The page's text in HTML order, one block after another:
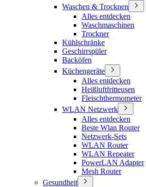
Waschen & Trocknen
Alles entdecken
Waschmaschinen
Trockner
Kühlschränke
Geschirrspüler
Backöfen
Küchengeräte
Alles entdecken
Heißluftfritteusen
Fleischthermometer
WLAN Netzwerk
Alles entdecken
Beste Wlan Router
Netzwerk-Sets
WLAN Router
WLAN Repeater
PowerLAN Adapter
Mesh Router
Gesundheit